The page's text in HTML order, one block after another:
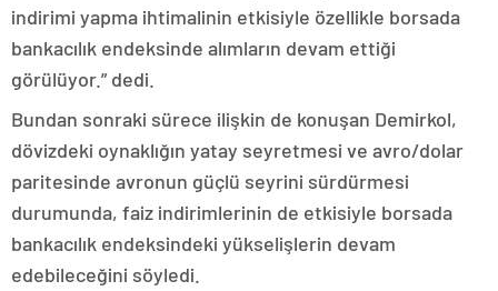
indirimi yapma ihtimalinin etkisiyle özellikle borsada
bankacılık endeksinde alımların devam ettiği
görülüyor.” dedi.
Bundan sonraki sürece ilişkin de konuşan Demirkol,
dövizdeki oynaklığın yatay seyretmesi ve avro/dolar
paritesinde avronun güçlü seyrini sürdürmesi
durumunda, faiz indirimlerinin de etkisiyle borsada
bankacılık endeksindeki yükselişlerin devam
edebileceğini söyledi.